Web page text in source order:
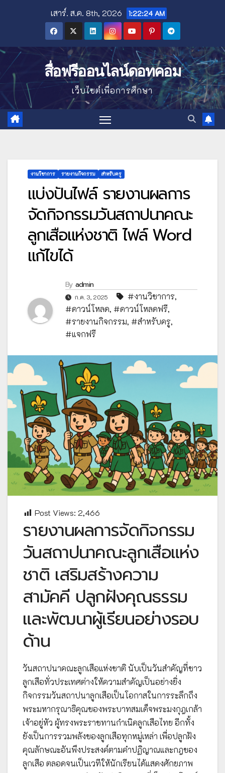
เสาร์. ส.ค. 8th, 2026 1:22:26 AM
สื่อฟรีออนไลน์ดอทคอม
เว็บไซต์เพื่อการศึกษา
งานวิชาการ รายงานกิจกรรม สำหรับครู
แบ่งปันไฟล์ รายงานผลการ
จัดกิจกรรมวันสถาปนาคณะ
ลูกเสือแห่งชาติ ไฟล์ Word
แก้ไขได้
By admin
ก.ค. 3, 2025 #งานวิชาการ,
#ดาวน์โหลด, #ดาวน์โหลดฟรี,
#รายงานกิจกรรม, #สำหรับครู,
#แจกฟรี
Post Views: 2,466
รายงานผลการจัดกิจกรรม
วันสถาปนาคณะลูกเสือแห่ง
ชาติ เสริมสร้างความ
สามัคคี ปลูกฝังคุณธรรม
และพัฒนาผู้เรียนอย่างรอบ
ด้าน
วันสถาปนาคณะลูกเสือแห่งชาติ นับเป็นวันสำคัญที่ชาว
ลูกเสือทั่วประเทศต่างให้ความสำคัญเป็นอย่างยิ่ง
กิจกรรมวันสถาปนาลูกเสือเป็นโอกาสในการระลึกถึง
พระมหากรุณาธิคุณของพระบาทสมเด็จพระมงกุฎเกล้า
เจ้าอยู่หัว ผู้ทรงพระราชทานกำเนิดลูกเสือไทย อีกทั้ง
ยังเป็นการรวมพลังของลูกเสือทุกหมู่เหล่า เพื่อปลูกฝัง
คุณลักษณะอันพึงประสงค์ตามคำปฏิญาณและกฎของ
ลูกเสือ ตลอดจนเป็นเวทีให้นักเรียนได้แสดงศักยภาพ